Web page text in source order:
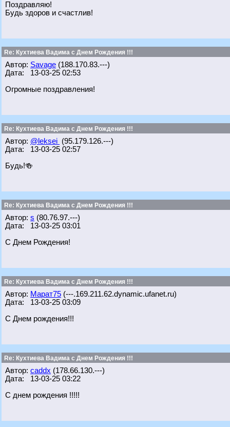
Поздравляю!
Будь здоров и счастлив!
Re: Кухтиева Вадима с Днем Рождения !!!
Автор: Savage (188.170.83.---)
Дата: 13-03-25 02:53
Огромные поздравления!
Re: Кухтиева Вадима с Днем Рождения !!!
Автор: @leksei (95.179.126.---)
Дата: 13-03-25 02:57
Будь!🍻
Re: Кухтиева Вадима с Днем Рождения !!!
Автор: s (80.76.97.---)
Дата: 13-03-25 03:01
С Днем Рождения!
Re: Кухтиева Вадима с Днем Рождения !!!
Автор: Марат75 (---.169.211.62.dynamic.ufanet.ru)
Дата: 13-03-25 03:09
С Днем рождения!!!
Re: Кухтиева Вадима с Днем Рождения !!!
Автор: caddx (178.66.130.---)
Дата: 13-03-25 03:22
С днем рождения !!!!!